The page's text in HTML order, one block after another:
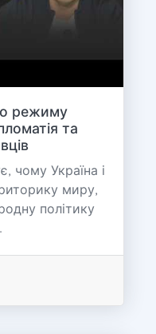
режиму
та
чому Україна і
миру,
політику